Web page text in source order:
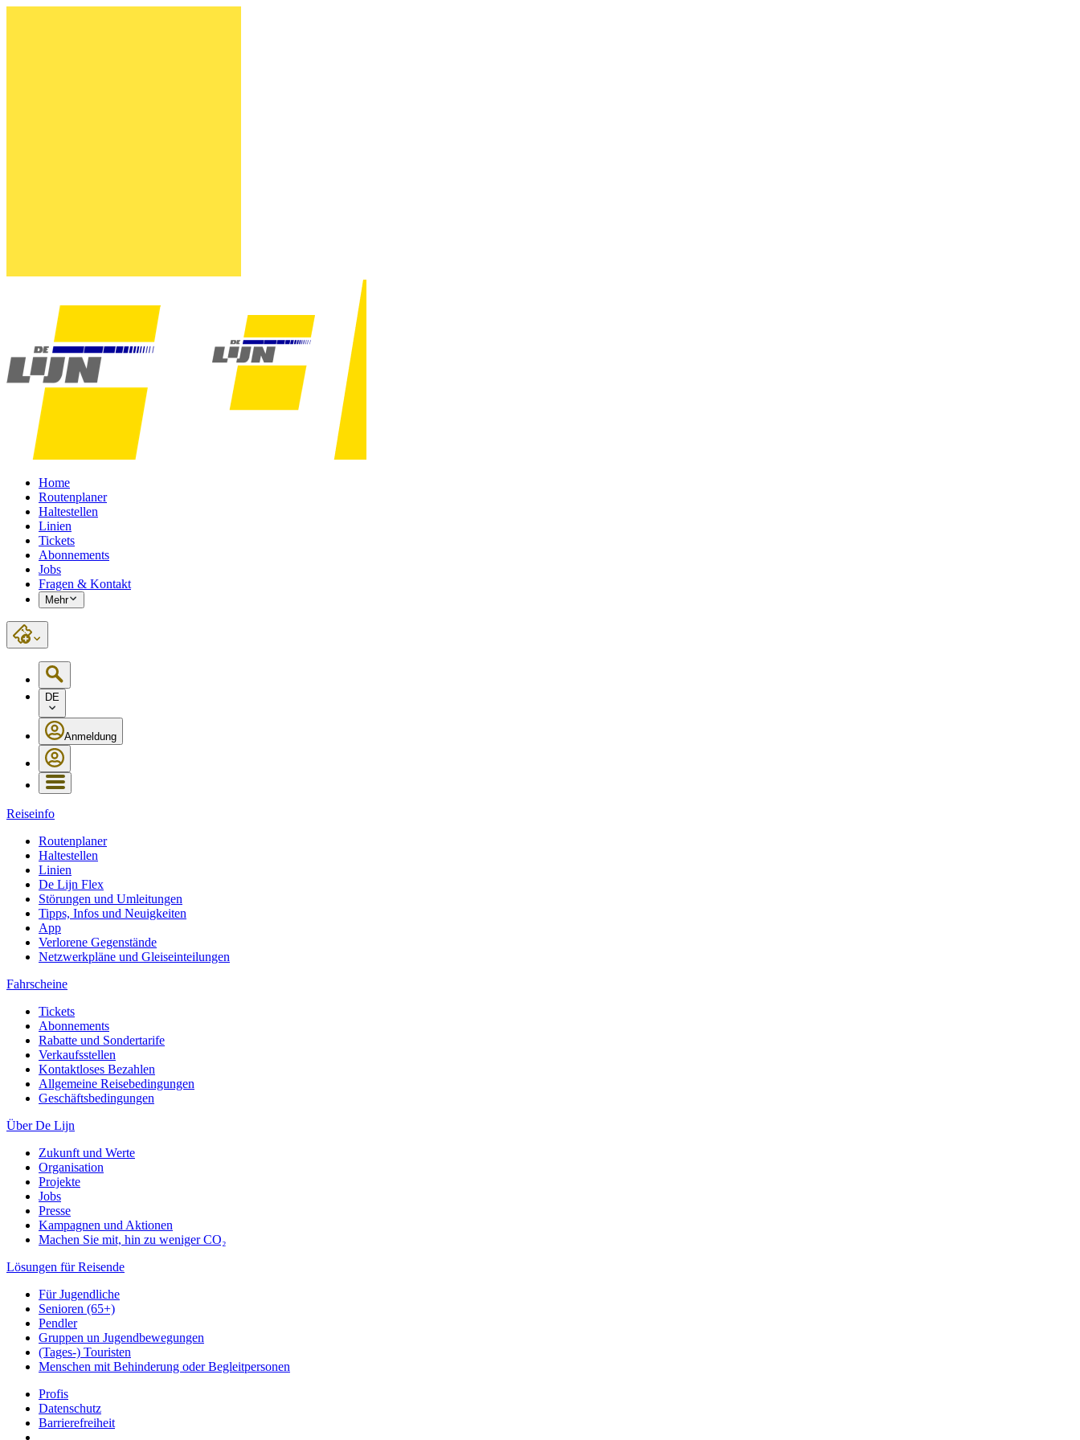
Home
Routenplaner
Haltestellen
Linien
Tickets
Abonnements
Jobs
Fragen & Kontakt
Mehr
DE
Anmeldung
Reiseinfo
Routenplaner
Haltestellen
Linien
De Lijn Flex
Störungen und Umleitungen
Tipps, Infos und Neuigkeiten
App
Verlorene Gegenstände
Netzwerkpläne und Gleiseinteilungen
Fahrscheine
Tickets
Abonnements
Rabatte und Sondertarife
Verkaufsstellen
Kontaktloses Bezahlen
Allgemeine Reisebedingungen
Geschäftsbedingungen
Über De Lijn
Zukunft und Werte
Organisation
Projekte
Jobs
Presse
Kampagnen und Aktionen
Machen Sie mit, hin zu weniger CO₂
Lösungen für Reisende
Für Jugendliche
Senioren (65+)
Pendler
Gruppen un Jugendbewegungen
(Tages-) Touristen
Menschen mit Behinderung oder Begleitpersonen
Profis
Datenschutz
Barrierefreiheit